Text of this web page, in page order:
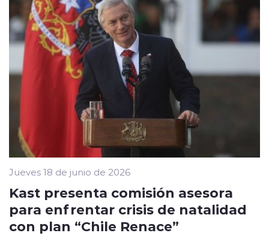
Jueves 18 de junio de 2026
Kast presenta comisión asesora
para enfrentar crisis de natalidad
con plan “Chile Renace”